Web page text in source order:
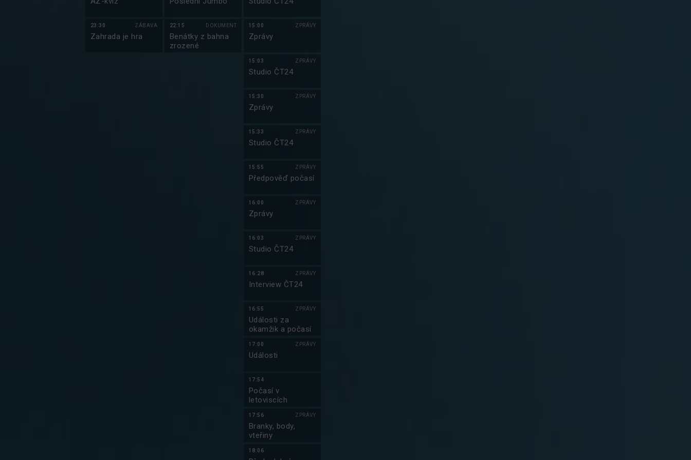
23:30 ZÁBAVA
Zahrada je hra
22:15 DOKUMENT
Benátky z bahna
zrozené
15:00 ZPRÁVY
Zprávy
15:03 ZPRÁVY
Studio ČT24
15:30 ZPRÁVY
Zprávy
15:33 ZPRÁVY
Studio ČT24
15:55 ZPRÁVY
Předpověď počasí
16:00 ZPRÁVY
Zprávy
16:03 ZPRÁVY
Studio ČT24
16:28 ZPRÁVY
Interview ČT24
16:55 ZPRÁVY
Události za
okamžik a počasí
17:00 ZPRÁVY
Události
17:54
Počasí v
letoviscích
17:56 ZPRÁVY
Branky, body,
vteřiny
18:06